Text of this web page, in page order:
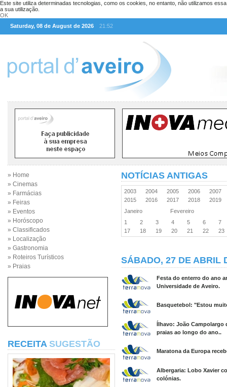
Este site utiliza determinadas tecnologias, como os cookies, no entanto, não utilizamos
a sua utilização.
OK
Saturday, 08 de August de 2026
21:52
» Home
» Cinemas
» Farmácias
» Feiras
» Eventos
» Horóscopo
» Classificados
» Localização
» Gastronomia
» Roteiros Turísticos
» Praias
RECEITA SUGESTÃO
NOTÍCIAS ANTIGAS
2003 2004 2005 2006
2007
2015
2016 2017 2018
2019
Janeiro
Fevereiro
1
2 3 4 5 6
7
17
18 19 20 21 22 23
SÁBADO, 27 DE ABRIL
Festa do enterro do ano
Universidade de Aveiro.
Basquetebol: "Estou
Ílhavo: João Campolargo
praias ao longo do ano..
Maratona da Europa
Albergaria: Lobo Xavier
colónias.